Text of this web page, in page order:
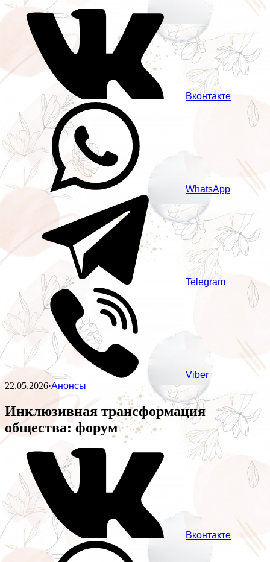
Вконтакте
WhatsApp
Telegram
Viber
22.05.2026·Анонсы
Инклюзивная трансформация
общества: форум
Вконтакте